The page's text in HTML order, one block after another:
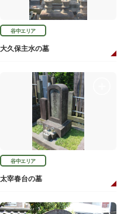
谷中エリア
大久保主水の墓
谷中エリア
太宰春台の墓